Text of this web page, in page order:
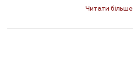
Читати більше